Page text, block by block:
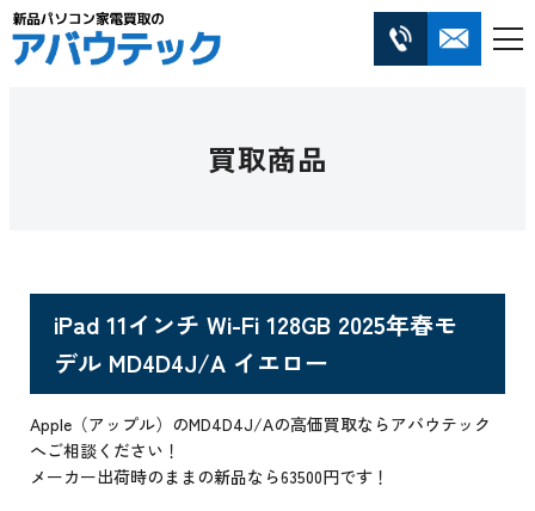
買取商品
iPad 11インチ Wi-Fi 128GB 2025年春モ
デル MD4D4J/A イエロー
Apple（アップル）のMD4D4J/Aの高価買取ならアバウテック
へご相談ください！
メーカー出荷時のままの新品なら63500円です！